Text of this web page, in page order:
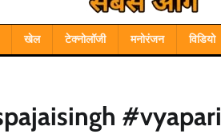
खेल टेक्नोलॉजी मनोरंजन विडियो
#vyapari